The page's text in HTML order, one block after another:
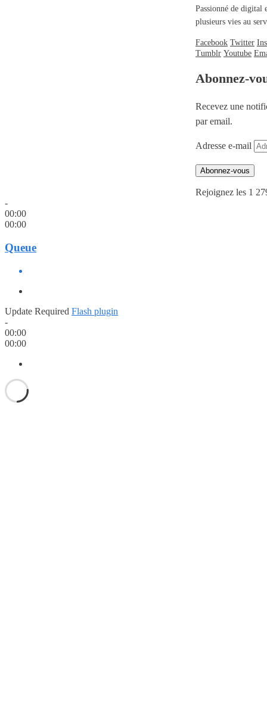
Passionné de digital
plusieurs vies au
Facebook Twitter
Tumblr Youtube
Abonnez-
Recevez une
par email.
Adresse e-mail
Abonnez-vous
Rejoignez les 1
-
00:00
00:00
Queue
Update Required Flash plugin
-
00:00
00:00